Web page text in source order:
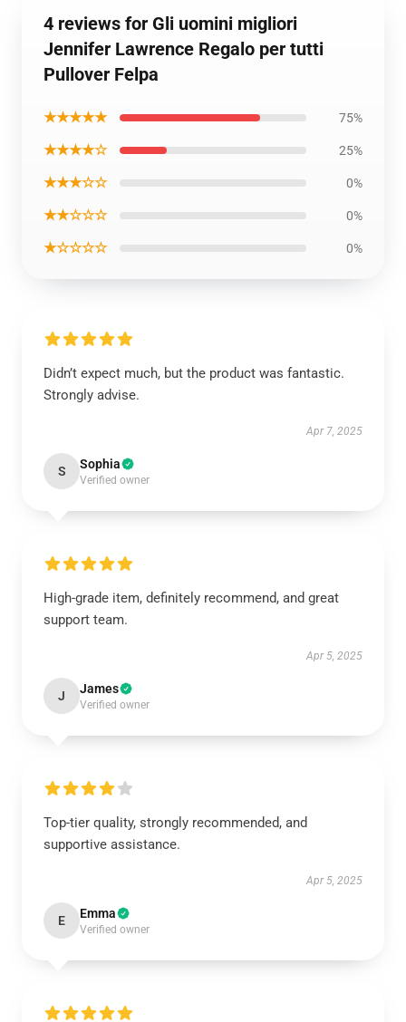
4 reviews for Gli uomini migliori
Jennifer Lawrence Regalo per tutti
Pullover Felpa
★★★★★ 75%
★★★★☆ 25%
★★★☆☆ 0%
★★☆☆☆ 0%
★☆☆☆☆ 0%
Didn’t expect much, but the product was fantastic.
Strongly advise.
Apr 7, 2025
S Sophia
Verified owner
High-grade item, definitely recommend, and great
support team.
Apr 5, 2025
J James
Verified owner
Top-tier quality, strongly recommended, and
supportive assistance.
Apr 5, 2025
E Emma
Verified owner